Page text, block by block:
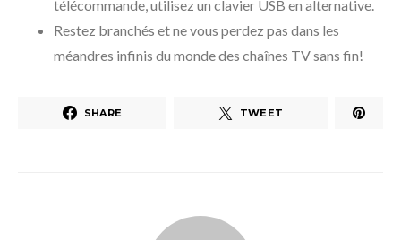
télécommande, utilisez un clavier USB en alternative.
Restez branchés et ne vous perdez pas dans les
méandres infinis du monde des chaînes TV sans fin!
SHARE TWEET